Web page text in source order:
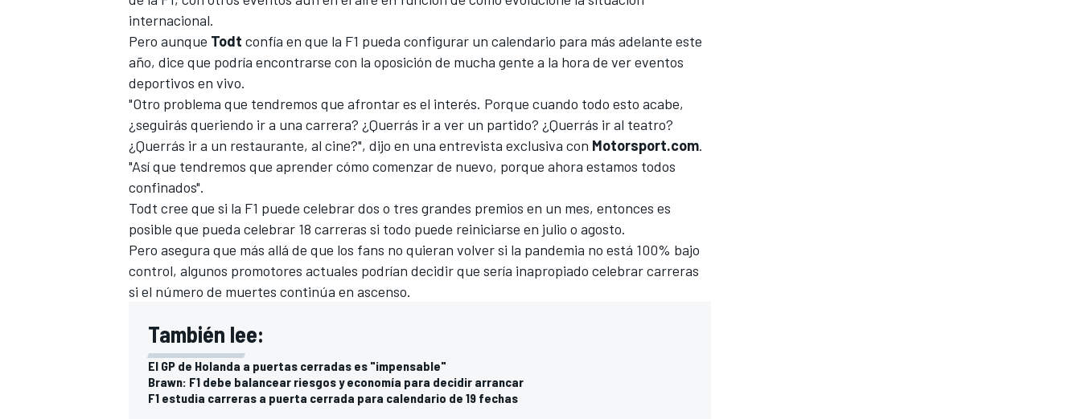
FÓRMULA E
WRC
internacional.
Pero aunque Todt confía en que la F1 pueda configurar un calendario para más adelante este
año, dice que podría encontrarse con la oposición de mucha gente a la hora de ver eventos
deportivos en vivo.
"Otro problema que tendremos que afrontar es el interés. Porque cuando todo esto acabe,
¿seguirás queriendo ir a una carrera? ¿Querrás ir a ver un partido? ¿Querrás ir al teatro?
¿Querrás ir a un restaurante, al cine?", dijo en una entrevista exclusiva con Motorsport.com.
"Así que tendremos que aprender cómo comenzar de nuevo, porque ahora estamos todos
confinados".
Todt cree que si la F1 puede celebrar dos o tres grandes premios en un mes, entonces es
posible que pueda celebrar 18 carreras si todo puede reiniciarse en julio o agosto.
Pero asegura que más allá de que los fans no quieran volver si la pandemia no está 100% bajo
control, algunos promotores actuales podrían decidir que sería inapropiado celebrar carreras
si el número de muertes continúa en ascenso.
También lee:
El GP de Holanda a puertas cerradas es "impensable"
Brawn: F1 debe balancear riesgos y economía para decidir arrancar
F1 estudia carreras a puerta cerrada para calendario de 19 fechas